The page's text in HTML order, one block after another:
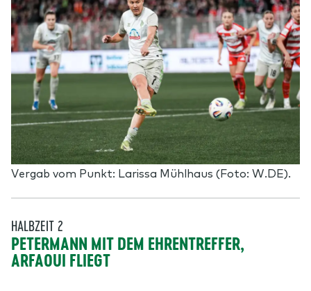
Vergab vom Punkt: Larissa Mühlhaus (Foto: W.DE).
HALBZEIT 2
PETERMANN MIT DEM EHRENTREFFER,
ARFAOUI FLIEGT